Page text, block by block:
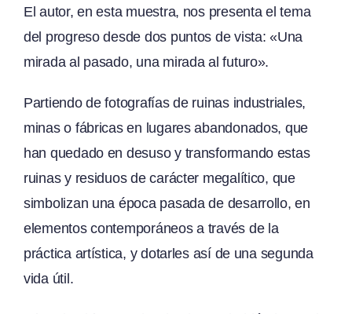
El autor, en esta muestra, nos presenta el tema
del progreso desde dos puntos de vista: «Una
mirada al pasado, una mirada al futuro».
Partiendo de fotografías de ruinas industriales,
minas o fábricas en lugares abandonados, que
han quedado en desuso y transformando estas
ruinas y residuos de carácter megalítico, que
simbolizan una época pasada de desarrollo, en
elementos contemporáneos a través de la
práctica artística, y dotarles así de una segunda
vida útil.